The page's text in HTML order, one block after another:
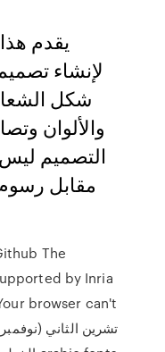
يقدم
لإنشاء
شكل
والألوان
التصميم
مقابل رسوم
The
by Inria
browser can't